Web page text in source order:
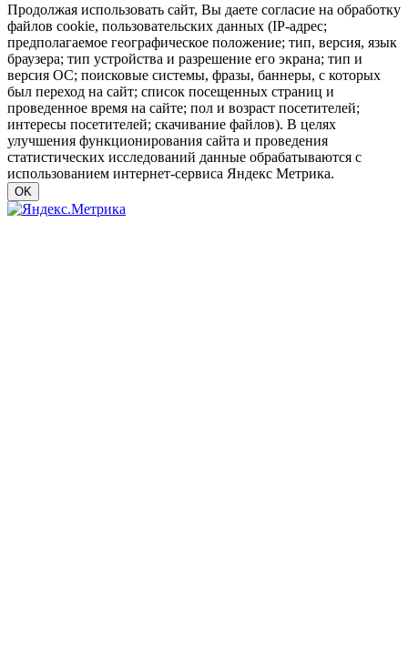
Продолжая использовать сайт, Вы даете согласие на обработку
файлов cookie, пользовательских данных (IP-адрес;
предполагаемое географическое положение; тип, версия, язык
браузера; тип устройства и разрешение его экрана; тип и
версия ОС; поисковые системы, фразы, баннеры, с которых
был переход на сайт; список посещенных страниц и
проведенное время на сайте; пол и возраст посетителей;
интересы посетителей; скачивание файлов). В целях
улучшения функционирования сайта и проведения
статистических исследований данные обрабатываются с
использованием интернет-сервиса Яндекс Метрика.
OK